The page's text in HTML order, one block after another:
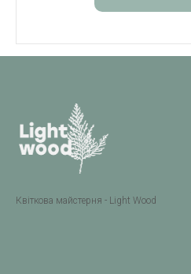
Квіткова майстерня - Light Wood